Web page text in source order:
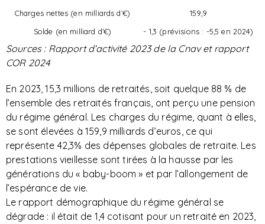
Charges nettes (en milliards d’€)
159,9
Solde (en milliard d’€)
- 1,3 (prévisions : -5,5 en 2024)
Sources : Rapport d’activité 2023 de la Cnav et rapport
COR 2024
En 2023, 15,3 millions de retraités, soit quelque 88 % de
l’ensemble des retraités français, ont perçu une pension
du régime général. Les charges du régime, quant à elles,
se sont élevées à 159,9 milliards d’euros, ce qui
représente 42,3% des dépenses globales de retraite. Les
prestations vieillesse sont tirées à la hausse par les
générations du « baby-boom » et par l’allongement de
l’espérance de vie.
Le rapport démographique du régime général se
dégrade : il était de 1,4 cotisant pour un retraité en 2023,